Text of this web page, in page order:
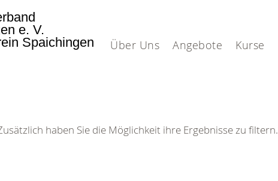
Über Uns Angebote Kurse
e. V.
Spaichingen
haben Sie die Möglichkeit ihre Ergebnisse zu filtern.